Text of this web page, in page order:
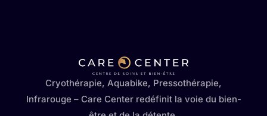
Cryothérapie, Aquabike, Pressothérapie,
Infrarouge – Care Center redéfinit la voie du bien-